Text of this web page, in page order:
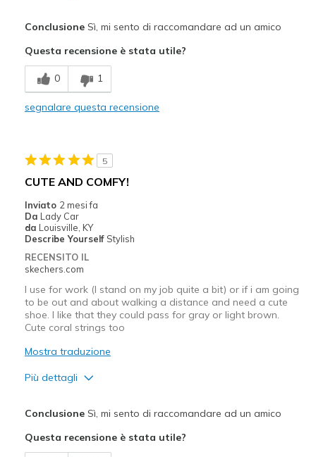
Migliori Utilizzi:
Casual Wear
Travel
Sizing
View On Shoes
Shoes are for Wearing
ConclusioneSì, mi sento di raccomandare ad un amico
Questa recensione è stata utile?
0 1
segnalare questa recensione
5
CUTE AND COMFY!
Inviato 2 mesi fa
Da Lady Car
da Louisville, KY
Describe Yourself Stylish
RECENSITO IL
skechers.com
I use for work (I stand on my job quite a bit) or if i am going
to be out and about walking a distance and need a cute
shoe. I like that they could pass for gray or light brown.
Cute coral strings too
Mostra traduzione
Più dettagli
Breathe Well
ConclusioneSì, mi sento di raccomandare ad un amico
Questa recensione è stata utile?